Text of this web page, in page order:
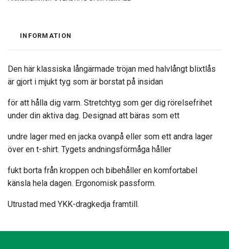
INFORMATION
Den här klassiska långärmade tröjan med halvlångt blixtlås
är gjort i mjukt tyg som är borstat på insidan
för att hålla dig varm. Stretchtyg som ger dig rörelsefrihet
under din aktiva dag. Designad att bäras som ett
undre lager med en jacka ovanpå eller som ett andra lager
över en t-shirt. Tygets andningsförmåga håller
fukt borta från kroppen och bibehåller en komfortabel
känsla hela dagen. Ergonomisk passform.
Utrustad med YKK-dragkedja framtill.